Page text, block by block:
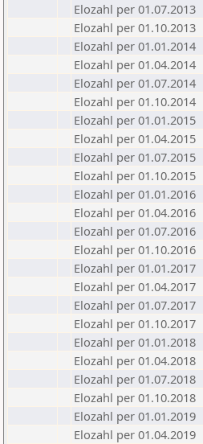
Elozahl per 01.07.2013
Elozahl per 01.10.2013
Elozahl per 01.01.2014
Elozahl per 01.04.2014
Elozahl per 01.07.2014
Elozahl per 01.10.2014
Elozahl per 01.01.2015
Elozahl per 01.04.2015
Elozahl per 01.07.2015
Elozahl per 01.10.2015
Elozahl per 01.01.2016
Elozahl per 01.04.2016
Elozahl per 01.07.2016
Elozahl per 01.10.2016
Elozahl per 01.01.2017
Elozahl per 01.04.2017
Elozahl per 01.07.2017
Elozahl per 01.10.2017
Elozahl per 01.01.2018
Elozahl per 01.04.2018
Elozahl per 01.07.2018
Elozahl per 01.10.2018
Elozahl per 01.01.2019
Elozahl per 01.04.2019